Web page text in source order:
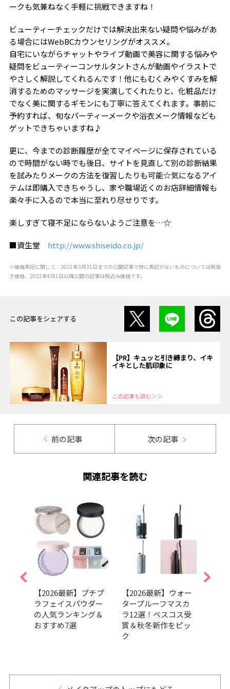
ークも気兼ねなく手軽に挑戦できますね！
ビューティーチェックだけでは解決出来ない疑問や悩みがあ
る場合にはWebBCカウンセリングがオススメ。
自宅にいながらチャットやライブ動画で美容に関する悩みや
疑問をビューティーコンサルタントさんが動画やイラストで
やさしく解説してくれるんです！他にもむくみやくすみを解
消するためのマッサージを実演してくれたりと、化粧品だけ
でなく美に関するギモンにも丁寧に答えてくれます。事前に
予約すれば、旬なパーティーメークや浴衣メーク情報なども
ゲットできちゃいますね♪
更に、今までの診断履歴が全てマイページに保存されている
ので時間がない時でも後日、サイトを見直して別の診断結果
を試みたりメークの方法を復習したりも可能☆気になるアイ
テムは即購入できちゃうし、家や職場近くのお店詳細情報も
楽々手に入るので本当に至れり尽せりです。
楽しすぎて寝不足にならないようご注意を…☆
■資生堂 http://www.shiseido.co.jp/
※価格表記に関して：2021年3月31日までの公開記事で特に表記がないものについては税抜
き価格、2021年4月1日以降公開の記事は税込み価格です。
この記事をシェアする
【PR】キュッと引き締まり、イキ
イキとした肌印象に
この記事も読む＞＞
前の記事 次の記事
関連記事を読む
【2026最新】プチプ
ラフェイスパウダー
の人気ランキング＆
おすすめ7選
【2026最新】ウォー
タープルーフマスカ
ラ12選！ベスコス受
賞＆秋冬新作をピッ
ク